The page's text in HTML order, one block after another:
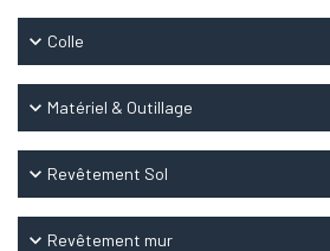
keyboard_arrow_down Colle
keyboard_arrow_down Matériel & Outillage
keyboard_arrow_down Revêtement Sol
keyboard_arrow_down Revêtement mur